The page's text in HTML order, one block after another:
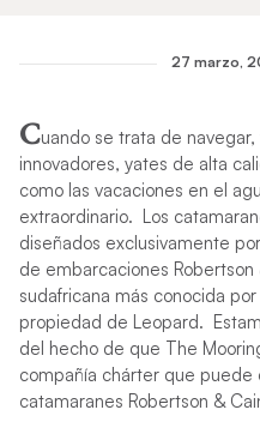
27 marzo,
Cuando se trata de
innovadores, yates de alta
como las vacaciones en el
extraordinario. Los
diseñados exclusivamente
de embarcaciones
sudafricana más conocida
propiedad de Leopard.
del hecho de que The
compañía chárter que puede
catamaranes Robertson &